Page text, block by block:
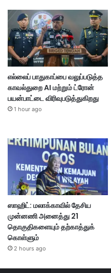
எல்லைப் பாதுகாப்பை வலுப்படுத்த
காவல்துறை AI மற்றும் ட்ரோன்
பயன்பாட்டை விரிவுபடுத்துகிறது
1 hour ago
ஸாஹிட்: மலாக்காவில் தேசிய
முன்னணி அனைத்து 21
தொகுதிகளையும் தற்காத்துக்
கொள்ளும்
2 hours ago